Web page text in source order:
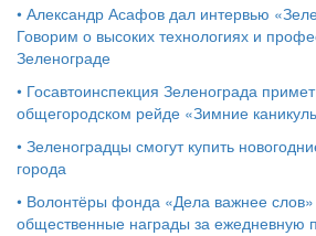
• Александр Асафов дал интервью
Говорим о высоких технологиях и
Зеленограде
• Госавтоинспекция Зеленограда
общегородском рейде «Зимние
• Зеленоградцы смогут купить
города
• Волонтёры фонда «Дела важнее
общественные награды за ежедневную